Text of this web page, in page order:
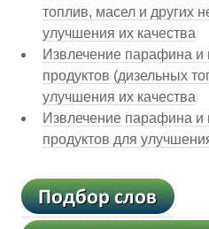
топлив, масел и других
улучшения их качества
Извлечение парафина
продуктов (дизельных
улучшения их качества
Извлечение парафина
продуктов для